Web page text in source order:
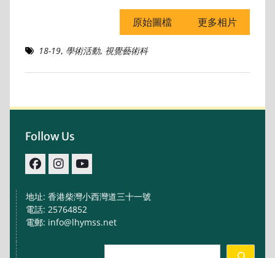
原始圖檔 更多相片
18-19, 學術活動, 視覺藝術科
Follow Us
地址: 香港柴灣小西灣道三十一號
電話: 25764852
電郵: info@lhymss.net